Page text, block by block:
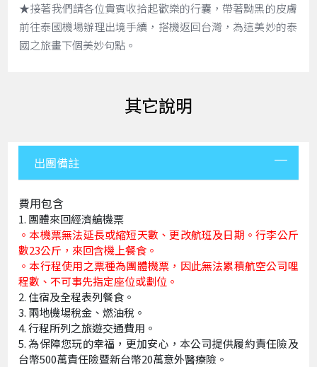
★接著我們請各位貴賓收拾起歡樂的行囊，帶著黝黑的皮膚
前往泰國機場辦理出境手續，搭機返回台灣，為這美妙的泰
國之旅畫下個美妙句點。
其它說明
出團備註
費用包含
團體來回經濟艙機票
。本機票無法延長或縮短天數、更改航班及日期。行李公斤
數23公斤，來回含機上餐食。
。本行程使用之票種為團體機票，因此無法累積航空公司哩
程數、不可事先指定座位或劃位。
住宿及全程表列餐食。
兩地機場稅金、燃油稅。
行程所列之旅遊交通費用。
為保障您玩的幸福，更加安心，本公司提供履約責任險及
台幣500萬責任險暨新台幣20萬意外醫療險。